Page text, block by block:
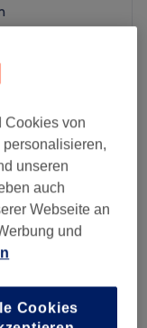
anzeigen
10:00–20:00
10:00–20:00
Cookies von
personalisieren,
unseren
auch
Webseite an
und
Cookies